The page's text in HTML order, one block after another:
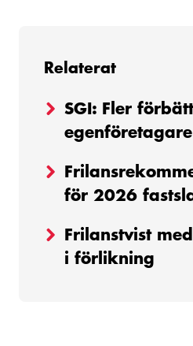
Relaterat
SGI: Fler
för 2026
Frilanstvist
i förlikning